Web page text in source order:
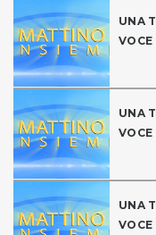
UNA
VOCE
UNA
VOCE
UNA
VOCE